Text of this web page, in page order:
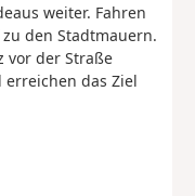
weiter. Fahren
den Stadtmauern.
vor der Straße
das Ziel